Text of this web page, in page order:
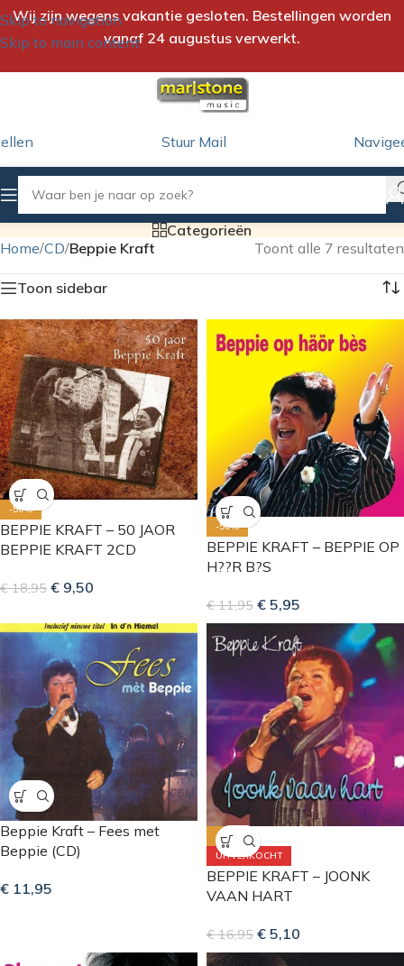
Skip to navigation
Skip to main content
Wij zijn wegens vakantie gesloten. Bestellingen worden
vanaf 24 augustus verwerkt.
Stuur Mail
Categorieën
Home/CD/Beppie Kraft Toont alle 7 resultaten
Toon sidebar
-50%
BEPPIE KRAFT – 50 JAOR
BEPPIE KRAFT 2CD
€18,95 € 9,50
-50%
BEPPIE KRAFT – BEPPIE OP
H??R B?S
€11,95 € 5,95
Beppie Kraft – Fees met
Beppie (CD)
€ 11,95
-70%
UITVERKOCHT
BEPPIE KRAFT – JOONK
VAAN HART
€16,95 € 5,10